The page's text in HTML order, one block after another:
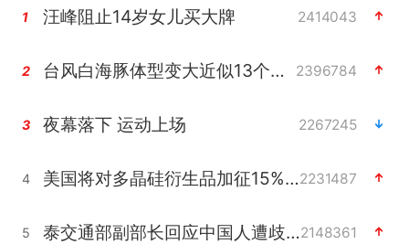
1 汪峰阻止14岁女儿买大牌 2414043
2 台风白海豚体型变大近似13个浙江面积 2396784
3 夜幕落下 运动上场 2267245
4 美国将对多晶硅衍生品加征15%关税2231487
5 泰交通部副部长回应中国人遭歧视手势2148361